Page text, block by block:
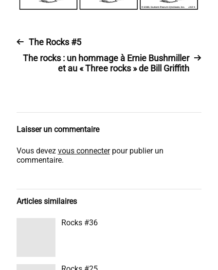
The Rocks #5
The rocks : un hommage à Ernie Bushmiller
et au « Three rocks » de Bill Griffith
Laisser un commentaire
Vous devez vous connecterpour publier un
commentaire.
Articles similaires
Rocks #36